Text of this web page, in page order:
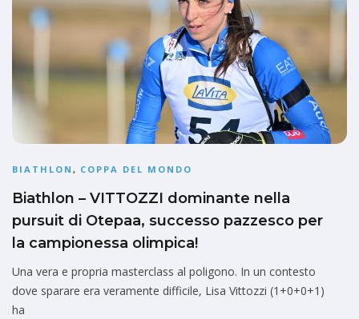
BIATHLON , COPPA DEL MONDO
Biathlon – VITTOZZI dominante nella
pursuit di Otepaa, successo pazzesco per
la campionessa olimpica!
Una vera e propria masterclass al poligono. In un contesto
dove sparare era veramente difficile, Lisa Vittozzi (1+0+0+1)
ha